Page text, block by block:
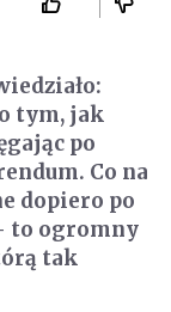
tym, jak
po
Co na
dopiero po
to ogromny
tak